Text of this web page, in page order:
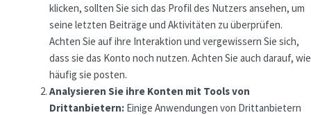
klicken, sollten Sie sich das Profil des Nutzers ansehen, um
seine letzten Beiträge und Aktivitäten zu überprüfen.
Achten Sie auf ihre Interaktion und vergewissern Sie sich,
dass sie das Konto noch nutzen. Achten Sie auch darauf, wie
häufig sie posten.
Analysieren Sie ihre Konten mit Tools von
Drittanbietern: Einige Anwendungen von Drittanbietern